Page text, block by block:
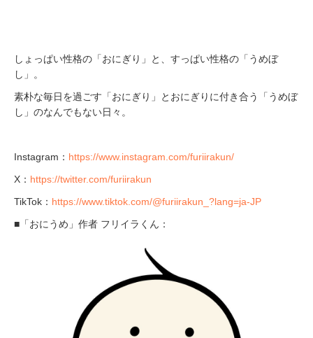
しょっぱい性格の「おにぎり」と、すっぱい性格の「うめぼ
し」。
素朴な毎日を過ごす「おにぎり」とおにぎりに付き合う「うめぼ
し」のなんでもない日々。
Instagram： https://www.instagram.com/furiirakun/
X： https://twitter.com/furiirakun
TikTok： https://www.tiktok.com/@furiirakun_?lang=ja-JP
■「おにうめ」作者 フリイラくん：